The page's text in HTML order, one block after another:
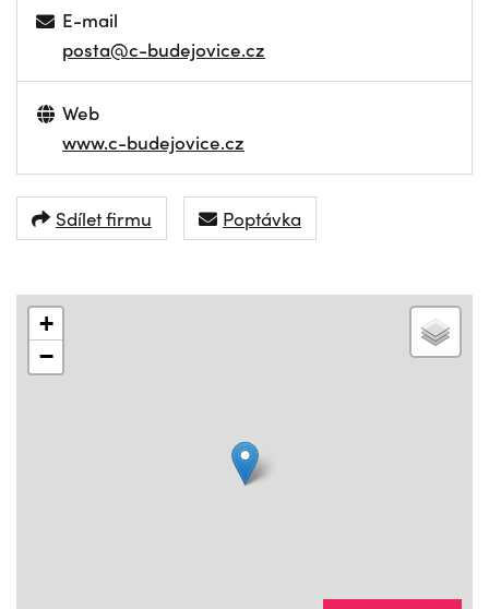
E-mail
posta@c-budejovice.cz
Web
www.c-budejovice.cz
Sdílet firmu Poptávka
+
−